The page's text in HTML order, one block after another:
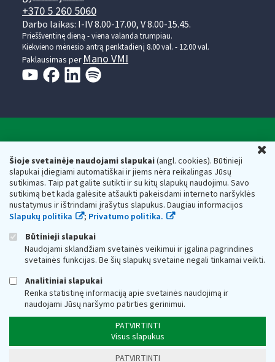
Šioje svetainėje naudojami slapukai(angl. cookies). Būtinieji
slapukai įdiegiami automatiškai ir jiems nėra reikalingas Jūsų
sutikimas. Taip pat galite sutikti ir su kitų slapukų naudojimu. Savo
sutikimą bet kada galėsite atšaukti pakeisdami interneto naršyklės
nustatymus ir ištrindami įrašytus slapukus. Daugiau informacijos
Slapukų politika
; Privatumo politika.
Būtinieji slapukai
Naudojami sklandžiam svetainės veikimui ir įgalina pagrindines
svetainės funkcijas. Be šių slapukų svetainė negali tinkamai veikti.
Analitiniai slapukai
Renka statistinę informaciją apie svetainės naudojimą ir
naudojami Jūsų naršymo patirties gerinimui.
PATVIRTINTI
Visus slapukus
PATVIRTINTI
+370 5 260 5060
Darbo laikas: I-IV 8.00-17.00, V 8.00-15.45.
Prieššventinę dieną - viena valanda trumpiau.
Kiekvieno mėnesio antrą penktadienį 8.00 val. - 12.00 val.
Paklausimas per Mano VMI
Respublikos finansų ministerijos
Biudžetinė įstaiga. Juridinio asmens kodas — 188659752,
adresas: Vasario 16-osios g. 14, 01107 Vilnius, Lietuva, el.paštas:
vmi@vmi.lt, E. pristatymo dėžutės adresas 188659752
Duomenys apie Valstybinę mokesčių inspekciją prie Lietuvos
Respublikos finansų ministerijos kaupiami ir saugomi Juridinių